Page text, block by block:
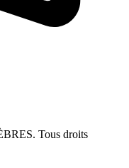
Tous droits